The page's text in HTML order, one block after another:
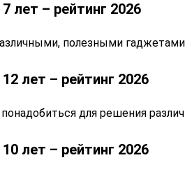
лет – рейтинг 2026
полезными
лет – рейтинг 2026
для решения
лет – рейтинг 2026